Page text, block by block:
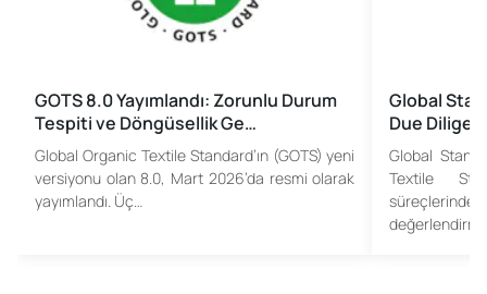
GOTS 8.0 Yayımlandı: Zorunlu Durum
Tespiti ve Döngüsellik Ge…
Global Organic Textile Standard’ın (GOTS) yeni
versiyonu olan 8.0, Mart 2026’da resmi olarak
yayımlandı. Üç…
Global
Due
Global
Textile